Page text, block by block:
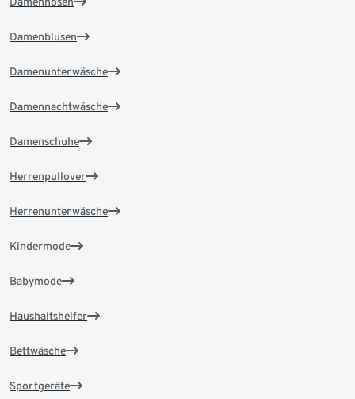
Damenblusen
Damenunterwäsche
Damennachtwäsche
Damenschuhe
Herrenpullover
Herrenunterwäsche
Kindermode
Babymode
Haushaltshelfer
Bettwäsche
Sportgeräte